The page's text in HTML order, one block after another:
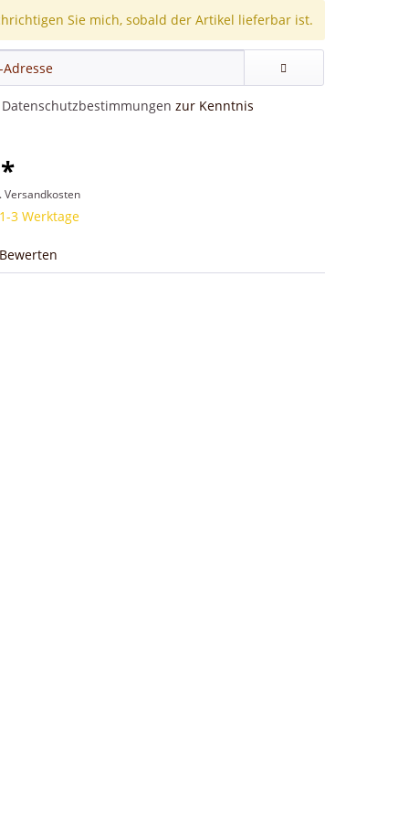
Sie mich, sobald der Artikel lieferbar ist.
Datenschutzbestimmungen zur Kenntnis
Versandkosten
3 Werktage
Bewerten